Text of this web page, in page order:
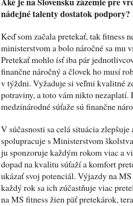
nádejné talenty dostatok podpory?
Keď som začala pretekať, tak fitness
ministerstvom a bolo náročné sa mu
Pretekať mohlo ísť iba pár
finančne náročný a človek ho musí
v týždni. Vyžaduje si veľmi kvalitné
potraviny, a toto vám nikto nezaplatí.
medzinárodné súťaže sú finančne
V súčasnosti sa celá situácia zlepšuje
spolupracuje s Ministerstvom
ju sponzoruje každým rokom viac a
dopad na kvalitu súťaží a komfort
ukázať svoj potenciál. Výjazdy na
každý rok sa ich zúčastňuje viac
na MS fitness žien päť pretekárok,